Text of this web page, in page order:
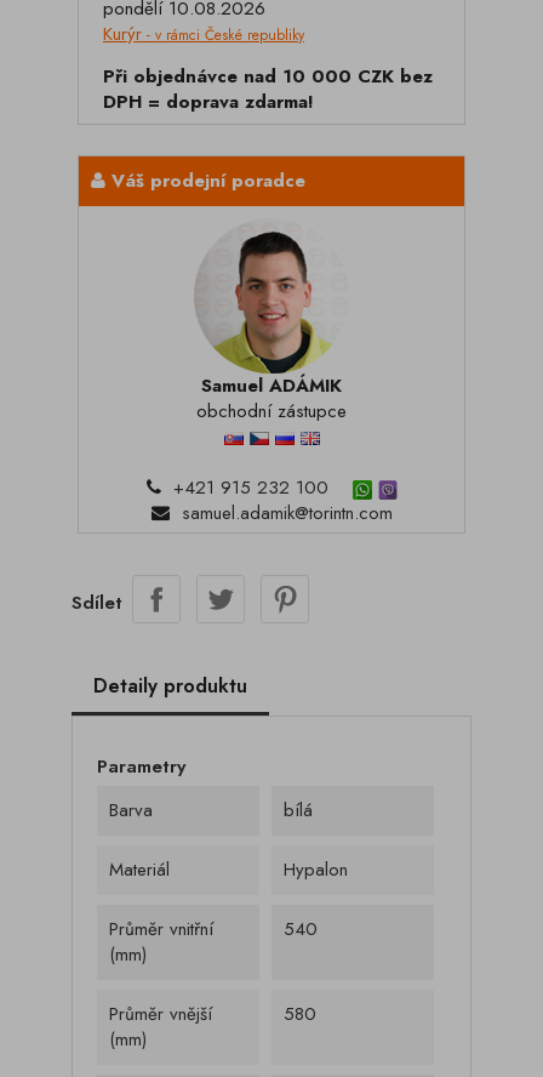
pondělí 10.08.2026
Kurýr - v rámci České republiky
Při objednávce nad 10 000 CZK bez
DPH = doprava zdarma!
Váš prodejní poradce
Samuel ADÁMIK
obchodní zástupce
+421 915 232 100
samuel.adamik@torintn.com
Sdílet
Detaily produktu
Parametry
Barva
bílá
Materiál Hypalon
Průměr vnitřní
(mm)
540
Průměr vnější
(mm)
580